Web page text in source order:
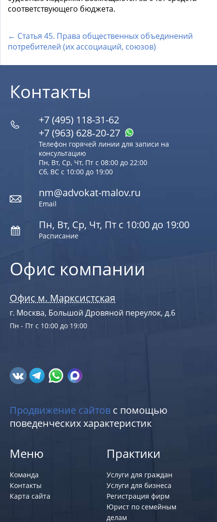
соответствующего бюджета.
← Статья 45. Права общественных объединений
потребителей (их ассоциаций, союзов)
Офис компании
Офис м. Марксистская
г. Москва, Большой Дровяной переулок, д.6
Пн - Пт с 10:00 до 19:00
Контакты
+7 (495) 118-31-62
+7 (963) 628‑20‑27
Телефон горячей линии для записи на
консультацию
Пн, Вт, Ср, Чт, Пт с 08:00 до 22:00
Сб, ВС с 10:00 до 19:00
nm@advokat-malov.ru
Email
Пн, Вт, Ср, Чт, Пт с 10:00 до 19:00
Расписание
Продвижение сайтов с помощью
поведенческих характеристик
Меню
Команда
Контакты
Карта сайта
Практики
Услуги для граждан
Услуги для бизнеса
Регистрация фирм
Юрист по семейным
делам